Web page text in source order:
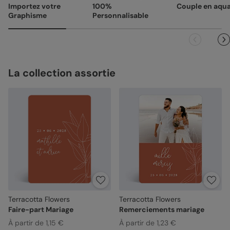
vous avez validée (texte, photo, mise en page), le produit
ne pourra pas être repris.
Importez votre
Graphisme
100%
Personnalisable
Couple en
La collection assortie
Terracotta Flowers
Faire-part Mariage
À partir de 1,15 €
Terracotta Flowers
Remerciements mariage
À partir de 1,23 €